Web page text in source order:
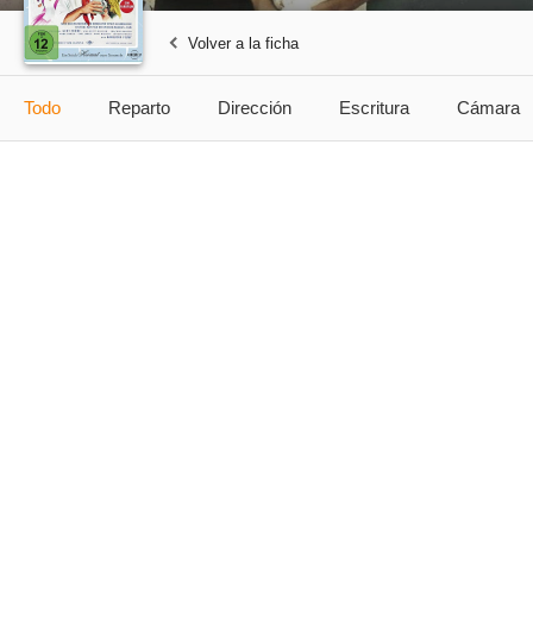
Volver a la ficha
Todo Reparto Dirección Escritura Cámara